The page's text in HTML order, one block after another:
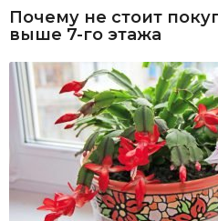
Почему не стоит
выше 7-го этажа